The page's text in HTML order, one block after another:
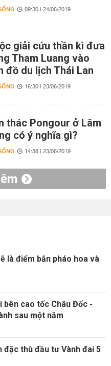
09:30 | 24/06/2019
giải cứu thần kì đưa
Tham Luang vào
đồ du lịch Thái Lan
16:30 | 23/06/2019
thác Pongour ở Lâm
có ý nghĩa gì?
14:38 | 23/06/2019
là điểm bắn pháo hoa và
bên cao tốc Châu Đốc -
sau một năm
đặc thù đầu tư Vành đai 5